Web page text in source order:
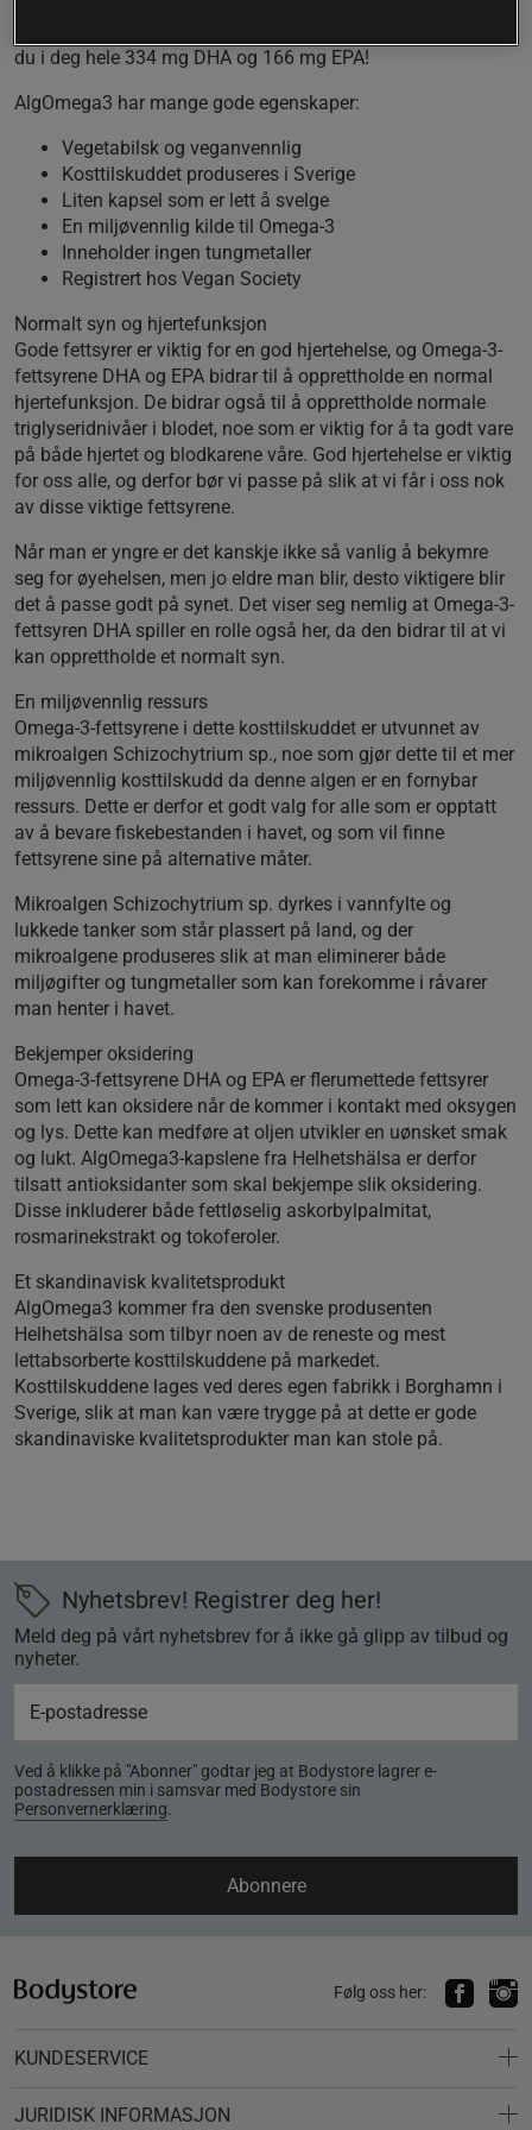
du i deg hele 334 mg DHA og 166 mg EPA!
AlgOmega3 har mange gode egenskaper:
Vegetabilsk og veganvennlig
Kosttilskuddet produseres i Sverige
Liten kapsel som er lett å svelge
En miljøvennlig kilde til Omega-3
Inneholder ingen tungmetaller
Registrert hos Vegan Society
Normalt syn og hjertefunksjon
Gode fettsyrer er viktig for en god hjertehelse, og Omega-3-
fettsyrene DHA og EPA bidrar til å opprettholde en normal
hjertefunksjon. De bidrar også til å opprettholde normale
triglyseridnivåer i blodet, noe som er viktig for å ta godt vare
på både hjertet og blodkarene våre. God hjertehelse er viktig
for oss alle, og derfor bør vi passe på slik at vi får i oss nok
av disse viktige fettsyrene.
Når man er yngre er det kanskje ikke så vanlig å bekymre
seg for øyehelsen, men jo eldre man blir, desto viktigere blir
det å passe godt på synet. Det viser seg nemlig at Omega-3-
fettsyren DHA spiller en rolle også her, da den bidrar til at vi
kan opprettholde et normalt syn.
En miljøvennlig ressurs
Omega-3-fettsyrene i dette kosttilskuddet er utvunnet av
mikroalgen Schizochytrium sp., noe som gjør dette til et mer
miljøvennlig kosttilskudd da denne algen er en fornybar
ressurs. Dette er derfor et godt valg for alle som er opptatt
av å bevare fiskebestanden i havet, og som vil finne
fettsyrene sine på alternative måter.
Mikroalgen Schizochytrium sp. dyrkes i vannfylte og
lukkede tanker som står plassert på land, og der
mikroalgene produseres slik at man eliminerer både
miljøgifter og tungmetaller som kan forekomme i råvarer
man henter i havet.
Bekjemper oksidering
Omega-3-fettsyrene DHA og EPA er flerumettede fettsyrer
som lett kan oksidere når de kommer i kontakt med oksygen
og lys. Dette kan medføre at oljen utvikler en uønsket smak
og lukt. AlgOmega3-kapslene fra Helhetshälsa er derfor
tilsatt antioksidanter som skal bekjempe slik oksidering.
Disse inkluderer både fettløselig askorbylpalmitat,
rosmarinekstrakt og tokoferoler.
Et skandinavisk kvalitetsprodukt
AlgOmega3 kommer fra den svenske produsenten
Helhetshälsa som tilbyr noen av de reneste og mest
lettabsorberte kosttilskuddene på markedet.
Kosttilskuddene lages ved deres egen fabrikk i Borghamn i
Sverige, slik at man kan være trygge på at dette er gode
skandinaviske kvalitetsprodukter man kan stole på.
Nyhetsbrev! Registrer deg her!
Meld deg på vårt nyhetsbrev for å ikke gå glipp av tilbud og
nyheter.
Ved å klikke på "Abonner" godtar jeg at Bodystore lagrer e-
postadressen min i samsvar med Bodystore sin
Personvernerklæring.
Abonnere
Følg oss her:
KUNDESERVICE
JURIDISK INFORMASJON